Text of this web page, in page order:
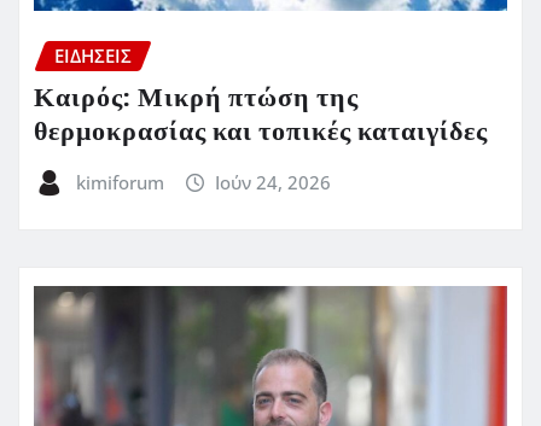
ΕΙΔΗΣΕΙΣ
Καιρός: Μικρή πτώση της
θερμοκρασίας και τοπικές καταιγίδες
kimiforum Ιούν 24, 2026